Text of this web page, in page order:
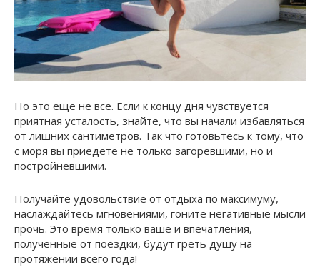
Но это еще не все. Если к концу дня чувствуется
приятная усталость, знайте, что вы начали избавляться
от лишних сантиметров. Так что готовьтесь к тому, что
с моря вы приедете не только загоревшими, но и
постройневшими.
Получайте удовольствие от отдыха по максимуму,
наслаждайтесь мгновениями, гоните негативные мысли
прочь. Это время только ваше и впечатления,
полученные от поездки, будут греть душу на
протяжении всего года!